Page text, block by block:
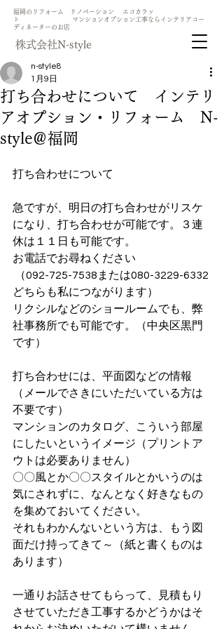
​福岡のリフォーム リノベーション エコカラッ
ト マンションオプション工事ならインテリアコー
ディネーターのお店
​株式会社N-style
打ち合わせについて インテリ
アオプション・リフォーム N-
style＠福岡
n-style8
1月9日
打ち合わせについて
急ですが、明日の打ち合わせがリスケ
になり、打ち合わせが可能です。３連
休は１１日も可能です。
お電話でお尋ねください
どちらも私につながります）
リクシルなどのショールームでも、弊
社事務所でも可能です。（中央区黒門
です）
打ち合わせには、平面図などの情報
（メールでさきにいただいている方は
不要です）
マンションのカタログ、こういう部屋
にしたいというイメージ（プリントア
ウトは必要ありません）
〇〇風とか〇〇スタイルとかいうのは
気にされずに、なんとなく好きなもの
を集めておいてください。
それもわかんないという方は、もう図
面だけ持ってきて～（紙と書くものは
あります）
一通りお話させてもらって、見積もり
させていただき工事するかどうかはそ